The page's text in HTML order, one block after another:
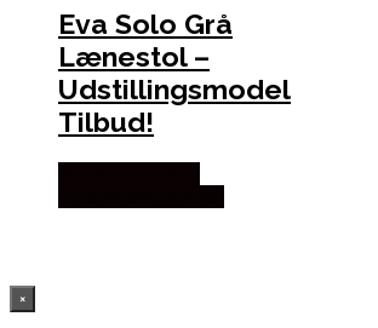
Eva Solo Grå
Lænestol –
Udstillingsmodel
Tilbud!
×